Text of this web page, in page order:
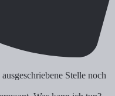
Stelle noch